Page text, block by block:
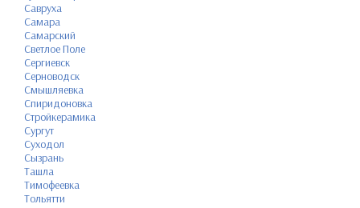
Савруха
Самара
Самарский
Светлое Поле
Сергиевск
Серноводск
Смышляевка
Спиридоновка
Стройкерамика
Сургут
Суходол
Сызрань
Ташла
Тимофеевка
Тольятти